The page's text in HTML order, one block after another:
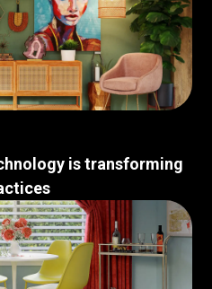
is transforming